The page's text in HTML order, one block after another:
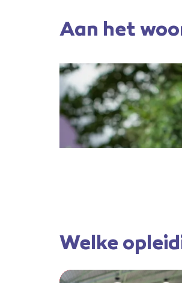
Aan het
Maarten ter Hofte
Student Sport &
Welke